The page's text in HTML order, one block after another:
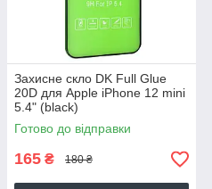
Захисне скло DK Full Glue
20D для Apple iPhone 12 mini
5.4" (black)
Готово до відправки
165 ₴ 180 ₴